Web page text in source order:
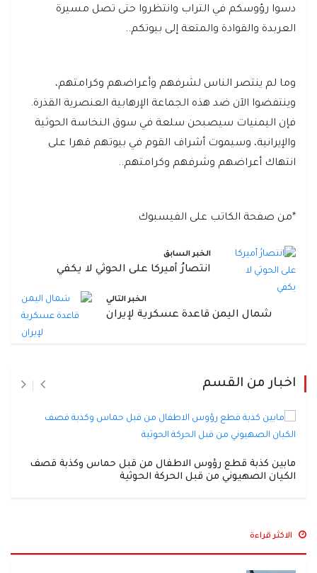
دسوا رؤوسكم في التراب وانتظروا حتى تصل مسيرة
العربدة والقوادة والمتعة إلى بيوتكم..
وما لم ينتصر الناس لشرفهم وأعراضهم وكرامتهم،
وينتفضوا الآن ضد هذه الجماعة الإرهابية العنصرية القذرة.
فإن اليمنيات سيصبحن سلعة في سوق النخاسة الحوثية
والإيرانية، وسيموت أشراف القوم في بيوتهم قهرا على
انتهاك أعراضهم وشرفهم وكرامتهم..
*من صفحة الكاتب على الفيسبوك
الخبر السابق
انتصارُ أميركا على الحوثي لا يكفي
الخبر التالي
شمال اليمن قاعدة عسكرية لإيران
اخبار من القسم
مابين كذبة قطع رؤوس الاطفال من قبل حماس وكذبة قصف
الكيان الصهيوني من قبل الحركة الحوثية
الاكثر قراءة